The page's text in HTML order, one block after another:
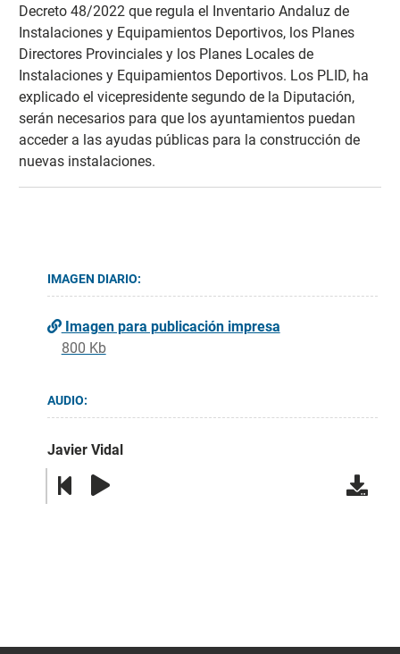
Decreto 48/2022 que regula el Inventario Andaluz de
Instalaciones y Equipamientos Deportivos, los Planes
Directores Provinciales y los Planes Locales de
Instalaciones y Equipamientos Deportivos. Los PLID, ha
explicado el vicepresidente segundo de la Diputación,
serán necesarios para que los ayuntamientos puedan
acceder a las ayudas públicas para la construcción de
nuevas instalaciones.
IMAGEN DIARIO:
Imagen para publicación impresa
800 Kb
AUDIO:
Javier Vidal